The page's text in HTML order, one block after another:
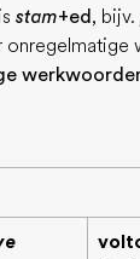
stam+ed , bijv.
onregelmatige